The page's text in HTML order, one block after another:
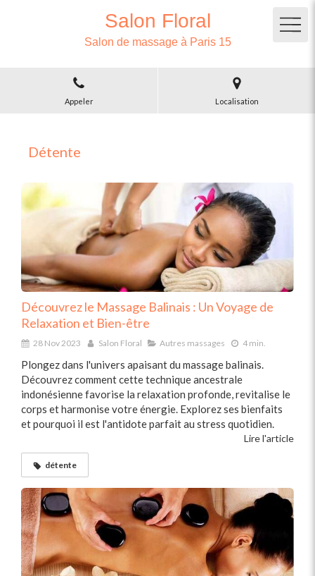
Salon Floral
Salon de massage à Paris 15
Appeler Localisation
Détente
Découvrez le Massage Balinais : Un Voyage de
Relaxation et Bien-être
28 Nov 2023 Salon Floral Autres massages 4 min.
Plongez dans l'univers apaisant du massage balinais.
Découvrez comment cette technique ancestrale
indonésienne favorise la relaxation profonde, revitalise le
corps et harmonise votre énergie. Explorez ses bienfaits
et pourquoi il est l'antidote parfait au stress quotidien.
Lire l'article
détente